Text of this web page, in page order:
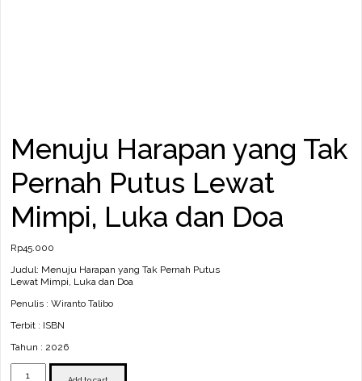
Menuju Harapan yang Tak
Pernah Putus Lewat
Mimpi, Luka dan Doa
Rp45.000
Judul: Menuju Harapan yang Tak Pernah Putus
Lewat Mimpi, Luka dan Doa
Penulis : Wiranto Talibo
Terbit : ISBN
Tahun : 2026
Menuju